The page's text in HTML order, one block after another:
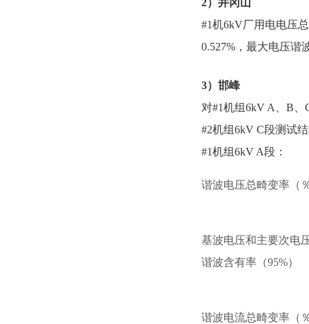
2）井冈山
#1机6kV厂用电电压
0.527%，最大电压谐
3）邯峰
对#1机组6kV A、B
#2机组6kV C段测试
#1机组6kV A段：
谐波电压总畸变率（
基波电压和主要次电
谐波含有率（95%）
谐波电流总畸变率（